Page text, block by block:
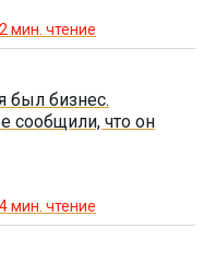
2 мин. чтение
был бизнес.
сообщили, что он
4мин. чтение